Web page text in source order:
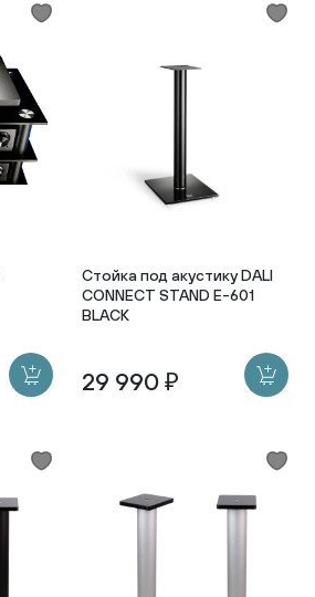
Стойка под акустику DALI
CONNECT STAND E-601
BLACK
29 990 ₽